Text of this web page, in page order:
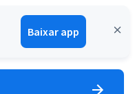
Baixar app
Entrar